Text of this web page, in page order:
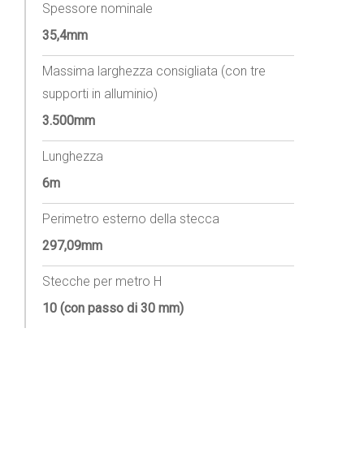
Spessore nominale
35,4mm
Massima larghezza consigliata (con tre
supporti in alluminio)
3.500mm
Lunghezza
6m
Perimetro esterno della stecca
297,09mm
Stecche per metro H
10 (con passo di 30 mm)